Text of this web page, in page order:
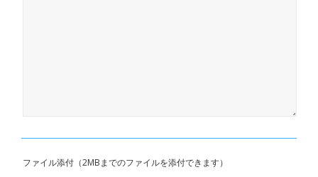
ファイル添付（2MBまでのファイルを添付できます）